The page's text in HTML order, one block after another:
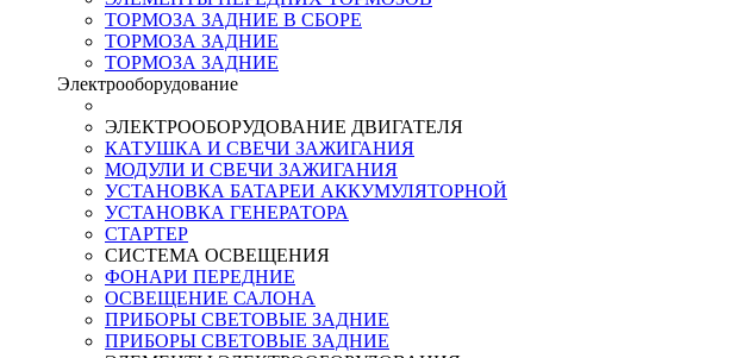
ТОРМОЗА ЗАДНИЕ В СБОРЕ
ТОРМОЗА ЗАДНИЕ
ТОРМОЗА ЗАДНИЕ
Электрооборудование
ЭЛЕКТРООБОРУДОВАНИЕ ДВИГАТЕЛЯ
КАТУШКА И СВЕЧИ ЗАЖИГАНИЯ
МОДУЛИ И СВЕЧИ ЗАЖИГАНИЯ
УСТАНОВКА БАТАРЕИ АККУМУЛЯТОРНОЙ
УСТАНОВКА ГЕНЕРАТОРА
СТАРТЕР
СИСТЕМА ОСВЕЩЕНИЯ
ФОНАРИ ПЕРЕДНИЕ
ОСВЕЩЕНИЕ САЛОНА
ПРИБОРЫ СВЕТОВЫЕ ЗАДНИЕ
ПРИБОРЫ СВЕТОВЫЕ ЗАДНИЕ